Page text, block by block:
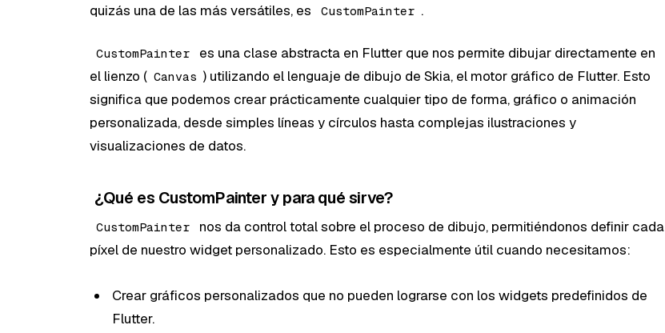
quizás una de las más versátiles, es
CustomPainter .
CustomPainter
es una clase abstracta en Flutter que nos permite dibujar directamente en
el lienzo ( Canvas ) utilizando el lenguaje de dibujo de Skia, el motor gráfico de Flutter. Esto
significa que podemos crear prácticamente cualquier tipo de forma, gráfico o animación
personalizada, desde simples líneas y círculos hasta complejas ilustraciones y
visualizaciones de datos.
¿Qué es CustomPainter y para qué sirve?
CustomPainter
nos da control total sobre el proceso de dibujo, permitiéndonos definir cada
píxel de nuestro widget personalizado. Esto es especialmente útil cuando necesitamos:
Crear gráficos personalizados que no pueden lograrse con los widgets predefinidos de
Flutter.